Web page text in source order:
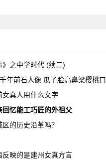
》之中学时代 (续二)
年前石人像 瓜子脸高鼻梁樱桃口
女真人用什么文字
回忆能工巧匠的外祖父
的历史沿革吗？
反映的是建州女真方言